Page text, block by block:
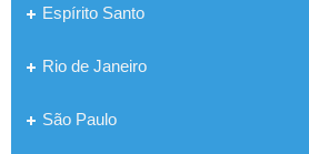
Espírito Santo
Rio de Janeiro
São Paulo